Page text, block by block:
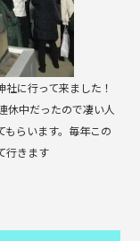
に行って来ました！
休中だったので凄い人
らいます。毎年この
行きます